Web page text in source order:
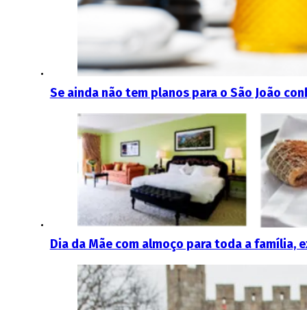
Se ainda não tem planos para o São João
Dia da Mãe com almoço para toda a família,